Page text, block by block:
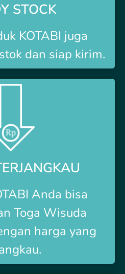
STOCK
KOTABI juga
dan siap kirim.
Anda bisa
Toga Wisuda
harga yang